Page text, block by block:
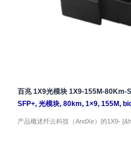
百兆 1X9光模块 1X9-155M-80Km-
SFP+, 光模块, 80km, 1×9, 155M,
产品概述纤云科技（AndXe）的1X9-